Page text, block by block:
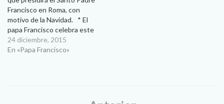
Francisco en Roma, con
motivo de la Navidad. * El
papa Francisco celebra este
jueves por la noche, 24 de
diciembre, la misa en la
24 diciembre, 2015
En «Papa Francisco»